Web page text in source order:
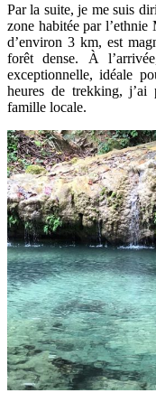
Par la suite, je me suis
zone habitée par l’ethnie
d’environ 3 km, est
forêt dense. À
exceptionnelle, idéale
heures de trekking, j’ai
famille locale.